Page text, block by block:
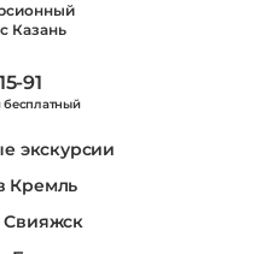
Казань
91
бесплатный
экскурсии
Кремль
Свияжск